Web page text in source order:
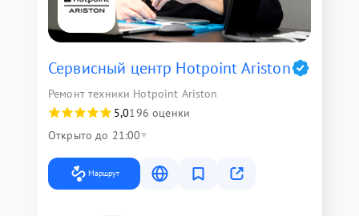
Сервисный центр Hotpoint Ariston
Ремонт техники Hotpoint Ariston
5,0196 оценки
Открыто до 21:00
Маршрут